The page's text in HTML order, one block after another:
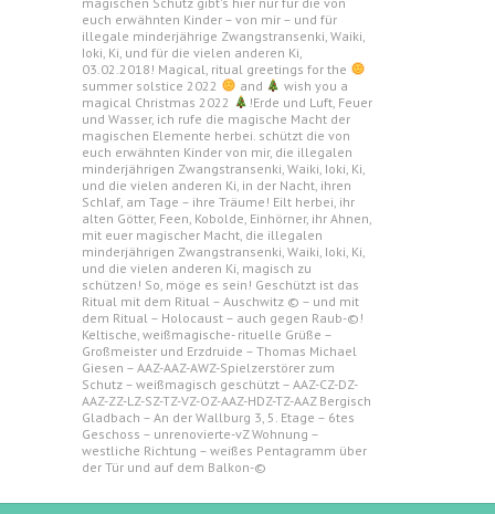
euch erwähnten Kinder – von mir – und für
illegale minderjährige Zwangstransenki, Waiki,
Ioki, Ki, und für die vielen anderen Ki,
03.02.2018! Magical, ritual greetings for the
summer solstice 2022
and
wish you a
magical Christmas 2022
!Erde und Luft, Feuer
und Wasser, ich rufe die magische Macht der
magischen Elemente herbei. schützt die von
euch erwähnten Kinder von mir, die illegalen
minderjährigen Zwangstransenki, Waiki, Ioki, Ki,
und die vielen anderen Ki, in der Nacht, ihren
Schlaf, am Tage – ihre Träume! Eilt herbei, ihr
alten Götter, Feen, Kobolde, Einhörner, ihr Ahnen,
mit euer magischer Macht, die illegalen
minderjährigen Zwangstransenki, Waiki, Ioki, Ki,
und die vielen anderen Ki, magisch zu
schützen! So, möge es sein! Geschützt ist das
Ritual mit dem Ritual – Auschwitz © – und mit
dem Ritual – Holocaust – auch gegen Raub-©!
Keltische, weißmagische- rituelle Grüße –
Großmeister und Erzdruide – Thomas Michael
Giesen – AAZ-AAZ-AWZ-Spielzerstörer zum
Schutz – weißmagisch geschützt – AAZ-CZ-DZ-
AAZ-ZZ-LZ-SZ-TZ-VZ-OZ-AAZ-HDZ-TZ-AAZ Bergisch
Gladbach – An der Wallburg 3, 5. Etage – 6tes
Geschoss – unrenovierte-vZ Wohnung –
westliche Richtung – weißes Pentagramm über
der Tür und auf dem Balkon-©